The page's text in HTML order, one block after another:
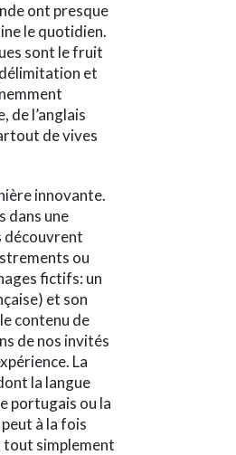
ont presque
le quotidien.
sont le fruit
et
de l’anglais
de vives
innovante.
dans une
découvrent
ou
fictifs: un
et son
contenu de
de nos invités
La
la langue
portugais ou la
à la fois
tout simplement